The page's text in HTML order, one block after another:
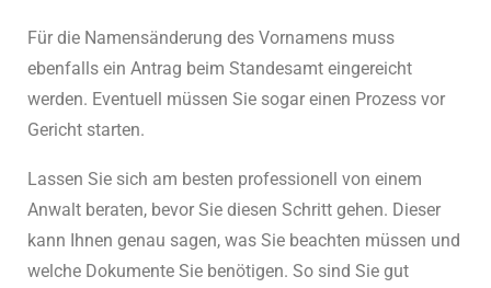
Für die Namensänderung des Vornamens muss
ebenfalls ein Antrag beim Standesamt eingereicht
werden. Eventuell müssen Sie sogar einen Prozess vor
Gericht starten.
Lassen Sie sich am besten professionell von einem
Anwalt beraten, bevor Sie diesen Schritt gehen. Dieser
kann Ihnen genau sagen, was Sie beachten müssen und
welche Dokumente Sie benötigen. So sind Sie gut